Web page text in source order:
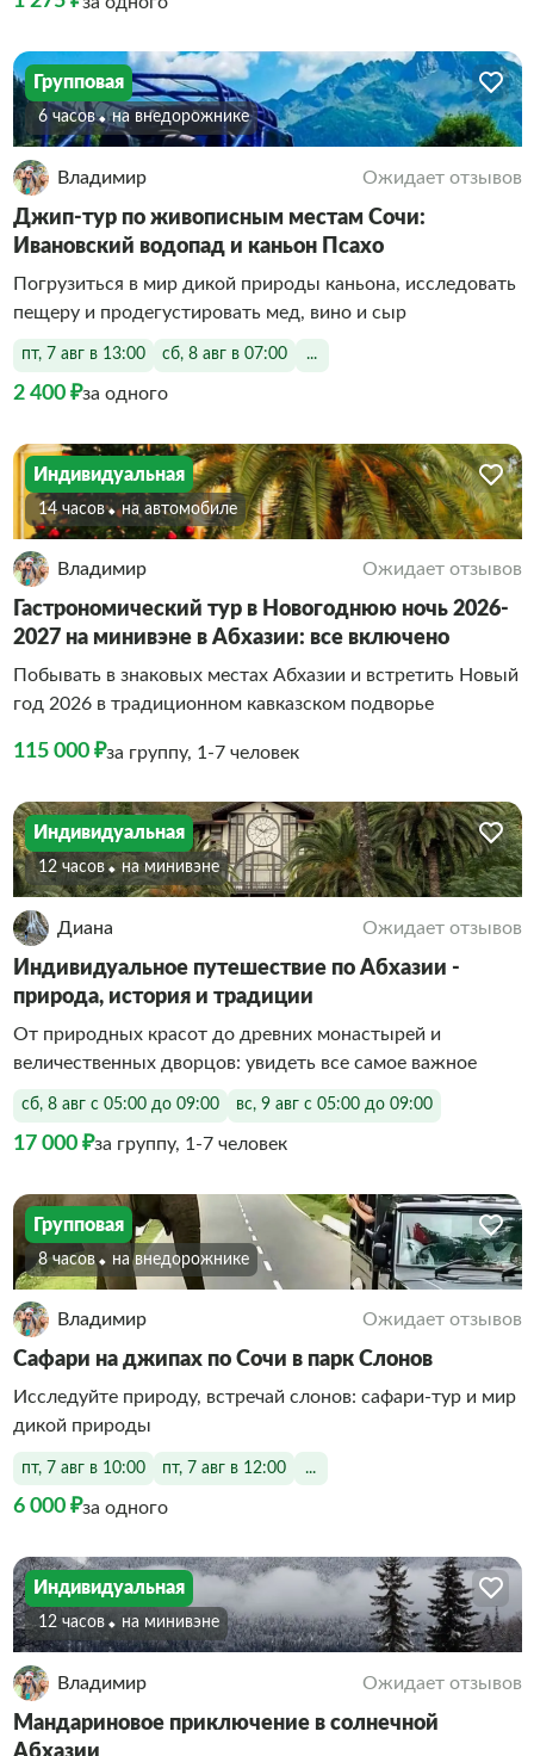
Групповая
6 часов На внедорожнике
Владимир Ожидает отзывов
Джип-тур по живописным местам Сочи:
Ивановский водопад и каньон Псахо
Погрузиться в мир дикой природы каньона, исследовать
пещеру и продегустировать мед, вино и сыр
пт, 7 авг в 13:00 сб, 8 авг в 07:00 ...
2 400 ₽за одного
Индивидуальная
14 часов На автомобиле
Владимир Ожидает отзывов
Гастрономический тур в Новогоднюю ночь 2026-
2027 на минивэне в Абхазии: все включено
Побывать в знаковых местах Абхазии и встретить Новый
год 2026 в традиционном кавказском подворье
115 000 ₽за группу, 1-7 человек
Индивидуальная
12 часов На минивэне
Диана Ожидает отзывов
Индивидуальное путешествие по Абхазии -
природа, история и традиции
От природных красот до древних монастырей и
величественных дворцов: увидеть все самое важное
сб, 8 авг с 05:00 до 09:00 вс, 9 авг с 05:00 до 09:00
17 000 ₽за группу, 1-7 человек
Групповая
8 часов На внедорожнике
Владимир Ожидает отзывов
Сафари на джипах по Сочи в парк Слонов
Исследуйте природу, встречай слонов: сафари-тур и мир
дикой природы
пт, 7 авг в 10:00 пт, 7 авг в 12:00 ...
6 000 ₽за одного
Индивидуальная
12 часов На минивэне
Владимир Ожидает отзывов
Мандариновое приключение в солнечной